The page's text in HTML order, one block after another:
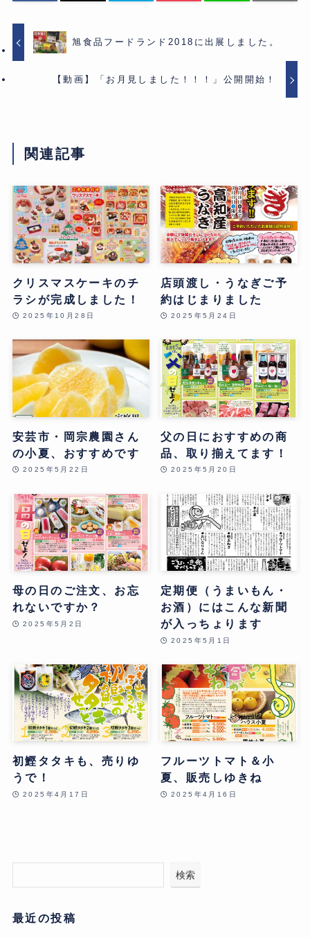
旭食品フードランド2018に出展しました。
【動画】「お月見しました！！！」公開開始！
関連記事
クリスマスケーキのチ
ラシが完成しました！
2025年10月28日
店頭渡し・うなぎご予
約はじまりました
2025年5月24日
安芸市・岡宗農園さん
の小夏、おすすめです
2025年5月22日
父の日におすすめの商
品、取り揃えてます！
2025年5月20日
母の日のご注文、お忘
れないですか？
2025年5月2日
定期便（うまいもん・
お酒）にはこんな新聞
が入っちょります
2025年5月1日
初鰹タタキも、売りゆ
うで！
2025年4月17日
フルーツトマト＆小
夏、販売しゆきね
2025年4月16日
検索
最近の投稿